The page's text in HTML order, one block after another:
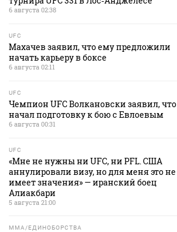
6 августа 02:38
UFC
Махачев заявил, что ему предложили
начать карьеру в боксе
6 августа 02:11
UFC
Чемпион UFC Волкановски заявил, что
начал подготовку к бою с Евлоевым
6 августа 00:31
UFC
«Мне не нужны ни UFC, ни PFL. США
аннулировали визу, но для меня это не
имеет значения» — иранский боец
Алиакбари
5 августа 21:00
MMA/ЕДИНОБОРСТВА